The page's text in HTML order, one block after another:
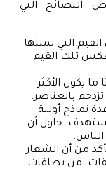
النصائح التي
التي تمثلها
تلك القيم
يكون الأكثر
تزدحم بالعناصر.
نماذج أولية
حاول أن
من أن الشعار
من بطاقات